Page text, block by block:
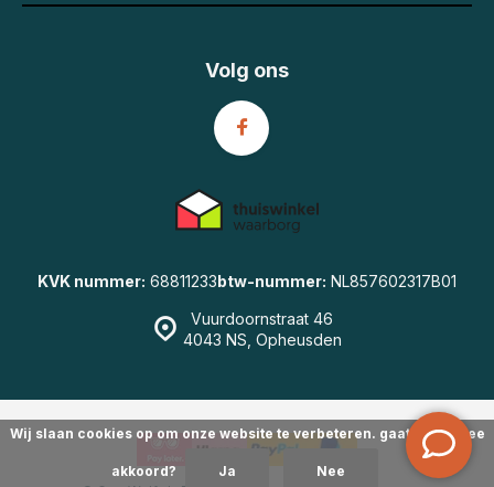
Vuurdoornstraat 46
4043 NS, Opheusden
KVK nummer: 68811233btw-nummer: NL857602317B01
Volg ons
Wij slaan cookies op om onze website te verbeteren. gaat u hiermee
akkoord? Ja Nee